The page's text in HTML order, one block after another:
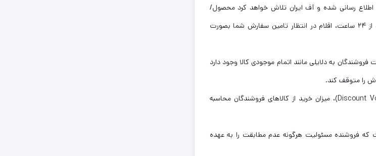
رسانی شده و آف ایران تلاش خواهد کرد محصول/
محصولات مورد نظر شما را ظرف ۲۴ ساعت تامین کند، درصورت عدم تامین کالا بعد از ۲۴ ساعت، اقلام در انتظار تامین سفارش شما بصورت
به دلایلی مانند اتمام موجودی کالا وجود دارد
را متوقف کند.
– در صورتی‌که آف ایران تخفیف به شرط خرید تا سقف خاصی را اعلام کرد (Discount Voucher)، میزان خرید از کالاهای فروشندگان محاسبه
که فروشنده مسئولیت هرگونه عدم مطابقت را به عهده